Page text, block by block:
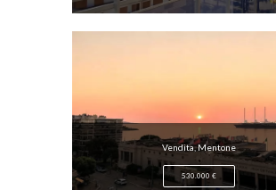
Vendita, Mentone
530.000 €